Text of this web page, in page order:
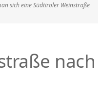
sich eine Südtiroler Weinstraße
nach